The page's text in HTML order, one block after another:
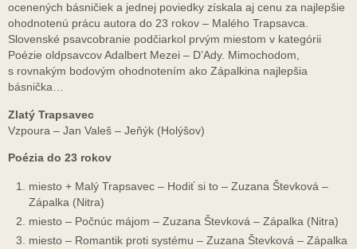
ocenených básničiek a jednej poviedky získala aj cenu za najlepšie
ohodnotenú prácu autora do 23 rokov – Malého Trapsavca.
Slovenské psavcobranie podčiarkol prvým miestom v kategórii
Poézie oldpsavcov Adalbert Mezei – D’Ady. Mimochodom,
s rovnakým bodovým ohodnotením ako Zápalkina najlepšia
básnička…
Zlatý Trapsavec
Vzpoura – Jan Valeš – Jeňýk (Holýšov)
Poézia do 23 rokov
miesto + Malý Trapsavec – Hodiť si to – Zuzana Števková –
Zápalka (Nitra)
miesto – Počnúc májom – Zuzana Števková – Zápalka (Nitra)
miesto – Romantik proti systému – Zuzana Števková – Zápalka